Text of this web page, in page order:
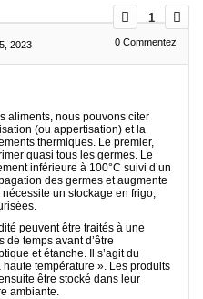
1
2023 0 Commentez
aliments, nous pouvons citer
(ou appertisation) et la
thermiques. Le premier,
quasi tous les germes. Le
inférieure à 100°C suivi d’un
des germes et augmente
un stockage en frigo,
peuvent être traités à une
de temps avant d’être
et étanche. Il s’agit du
température ». Les produits
être stocké dans leur
ambiante.